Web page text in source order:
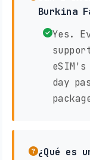
Burkina
Yes.
day
¿Qué es